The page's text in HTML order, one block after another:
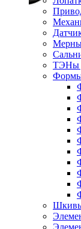
ТЭНы
Формы
Шкивы